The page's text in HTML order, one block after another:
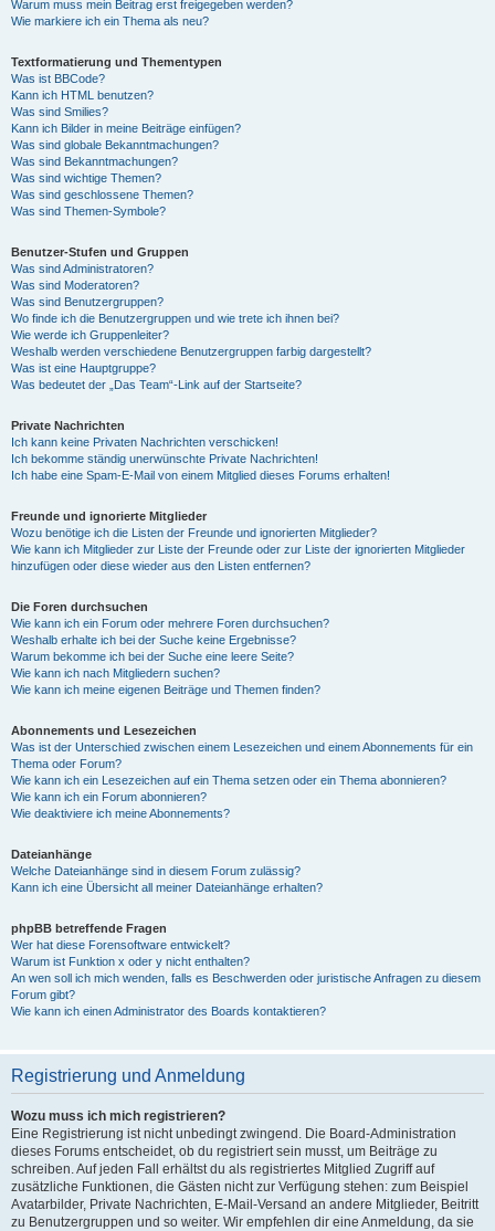
Warum muss mein Beitrag erst freigegeben werden?
Wie markiere ich ein Thema als neu?
Textformatierung und Thementypen
Was ist BBCode?
Kann ich HTML benutzen?
Was sind Smilies?
Kann ich Bilder in meine Beiträge einfügen?
Was sind globale Bekanntmachungen?
Was sind Bekanntmachungen?
Was sind wichtige Themen?
Was sind geschlossene Themen?
Was sind Themen-Symbole?
Benutzer-Stufen und Gruppen
Was sind Administratoren?
Was sind Moderatoren?
Was sind Benutzergruppen?
Wo finde ich die Benutzergruppen und wie trete ich ihnen bei?
Wie werde ich Gruppenleiter?
Weshalb werden verschiedene Benutzergruppen farbig dargestellt?
Was ist eine Hauptgruppe?
Was bedeutet der „Das Team“-Link auf der Startseite?
Private Nachrichten
Ich kann keine Privaten Nachrichten verschicken!
Ich bekomme ständig unerwünschte Private Nachrichten!
Ich habe eine Spam-E-Mail von einem Mitglied dieses Forums erhalten!
Freunde und ignorierte Mitglieder
Wozu benötige ich die Listen der Freunde und ignorierten Mitglieder?
Wie kann ich Mitglieder zur Liste der Freunde oder zur Liste der ignorierten Mitglieder
hinzufügen oder diese wieder aus den Listen entfernen?
Die Foren durchsuchen
Wie kann ich ein Forum oder mehrere Foren durchsuchen?
Weshalb erhalte ich bei der Suche keine Ergebnisse?
Warum bekomme ich bei der Suche eine leere Seite?
Wie kann ich nach Mitgliedern suchen?
Wie kann ich meine eigenen Beiträge und Themen finden?
Abonnements und Lesezeichen
Was ist der Unterschied zwischen einem Lesezeichen und einem Abonnements für ein
Thema oder Forum?
Wie kann ich ein Lesezeichen auf ein Thema setzen oder ein Thema abonnieren?
Wie kann ich ein Forum abonnieren?
Wie deaktiviere ich meine Abonnements?
Dateianhänge
Welche Dateianhänge sind in diesem Forum zulässig?
Kann ich eine Übersicht all meiner Dateianhänge erhalten?
phpBB betreffende Fragen
Wer hat diese Forensoftware entwickelt?
Warum ist Funktion x oder y nicht enthalten?
An wen soll ich mich wenden, falls es Beschwerden oder juristische Anfragen zu diesem
Forum gibt?
Wie kann ich einen Administrator des Boards kontaktieren?
Registrierung und Anmeldung
Wozu muss ich mich registrieren?
Eine Registrierung ist nicht unbedingt zwingend. Die Board-Administration
dieses Forums entscheidet, ob du registriert sein musst, um Beiträge zu
schreiben. Auf jeden Fall erhältst du als registriertes Mitglied Zugriff auf
zusätzliche Funktionen, die Gästen nicht zur Verfügung stehen: zum Beispiel
Avatarbilder, Private Nachrichten, E-Mail-Versand an andere Mitglieder, Beitritt
zu Benutzergruppen und so weiter. Wir empfehlen dir eine Anmeldung, da sie